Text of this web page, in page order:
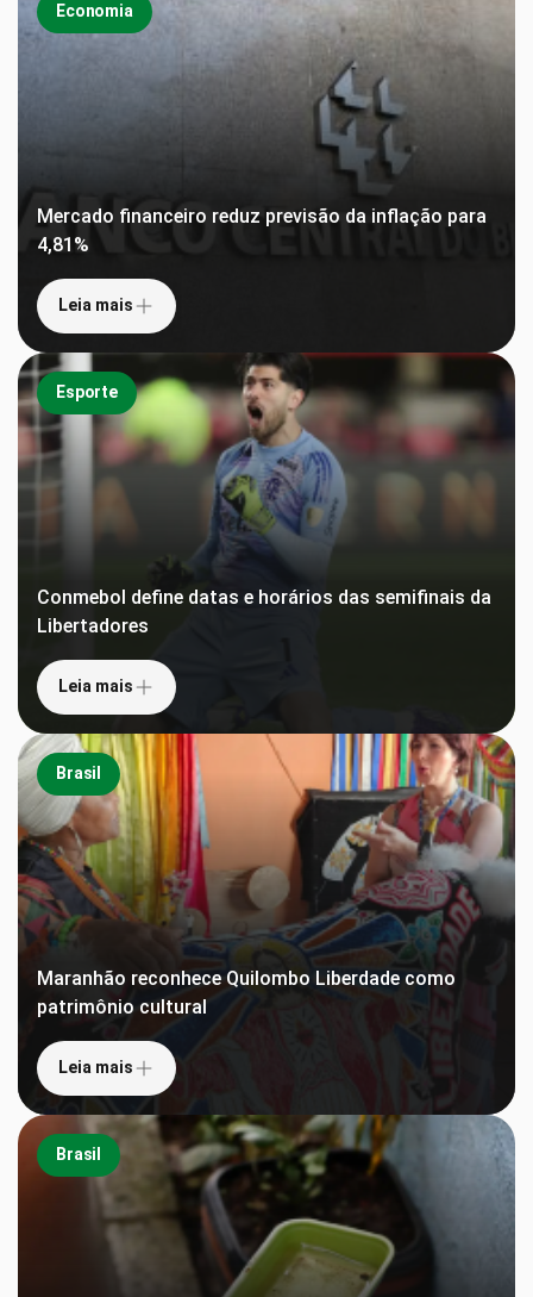
Economia
Mercado financeiro reduz previsão da inflação para
4,81%
Leia mais
Esporte
Conmebol define datas e horários das semifinais da
Libertadores
Leia mais
Brasil
Maranhão reconhece Quilombo Liberdade como
patrimônio cultural
Leia mais
Brasil